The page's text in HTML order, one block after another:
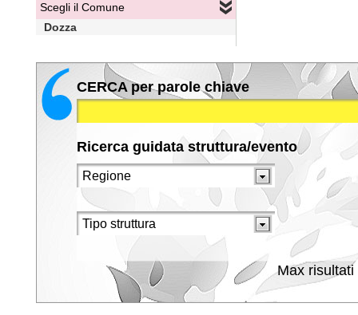
Scegli il Comune
Dozza
CERCA per parole chiave
Ricerca guidata struttura/evento
Max risultati